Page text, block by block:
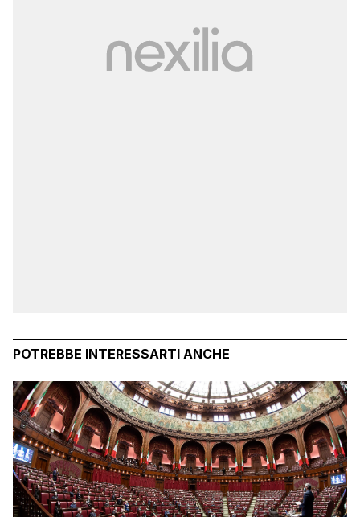
POTREBBE INTERESSARTI ANCHE